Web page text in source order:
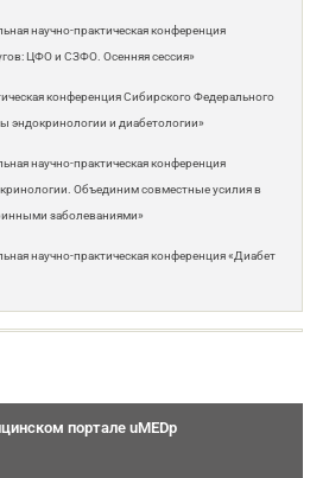
научно-практическая конференция
ЦФО и СЗФО. Осенняя сессия»
конференция Сибирского Федерального
эндокринологии и диабетологии»
научно-практическая конференция
Объединим совместные усилия в
заболеваниями»
научно-практическая конференция «Диабет
портале uMEDp